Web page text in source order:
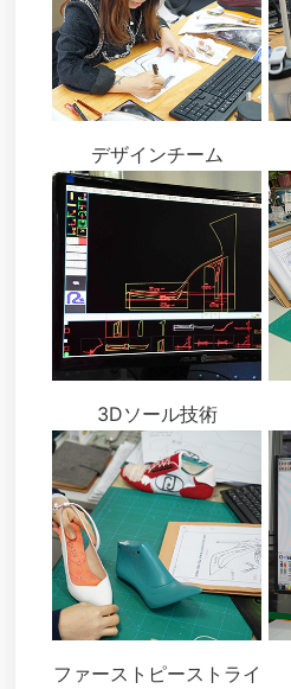
デザインチーム
3Dソール技術
ファーストピーストライ